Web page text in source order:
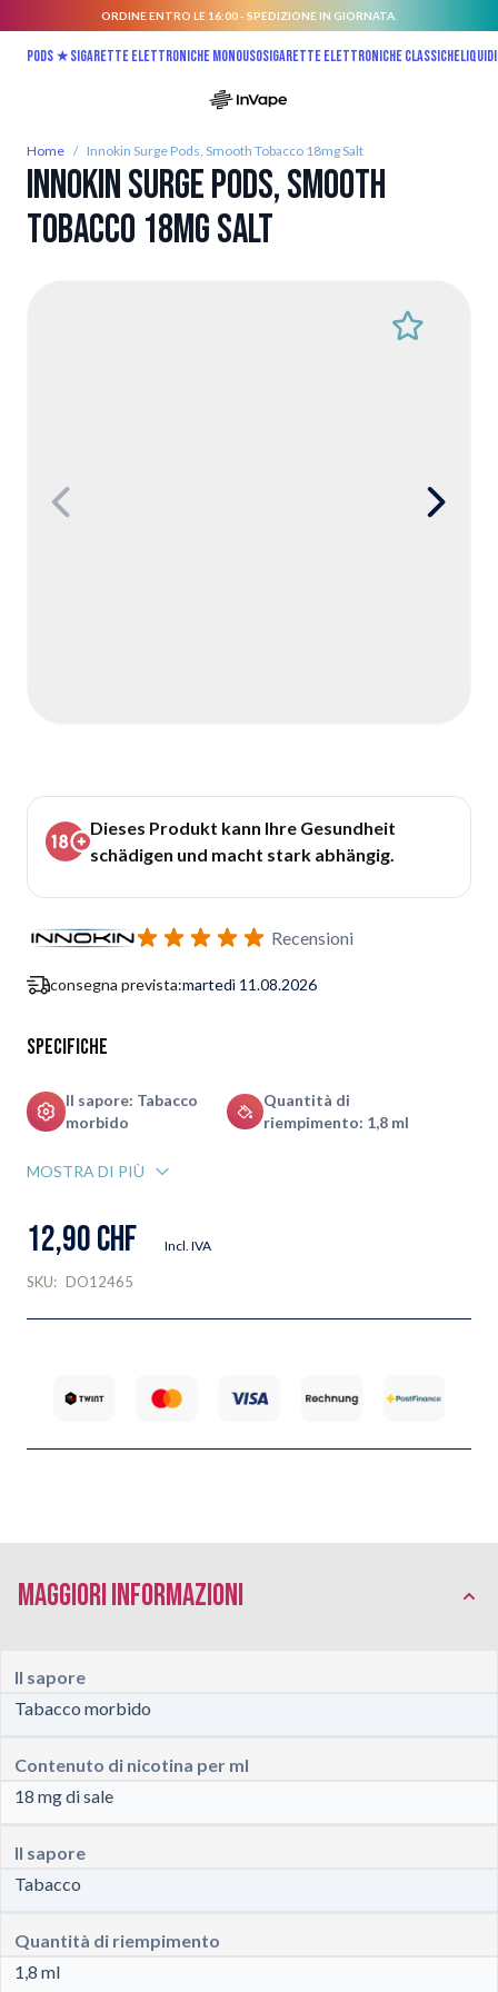
ORDINE ENTRO LE 16:00 - SPEDIZIONE IN GIORNATA.
Pods ★Sigarette elettroniche monousoSigarette elettroniche classiche
Home / Innokin Surge Pods, Smooth Tobacco 18mg Salt
Innokin Surge Pods, Smooth
Tobacco 18mg Salt
Dieses Produkt kann Ihre Gesundheit
schädigen und macht stark abhängig.
Recensioni
consegna prevista:martedì 11.08.2026
Specifiche
Il sapore: Tabacco
morbido
Quantità di
riempimento: 1,8 ml
MOSTRA DI PIÙ
12,90 CHF Incl. IVA
SKU: DO12465
Maggiori Informazioni
Il sapore
Tabacco morbido
Contenuto di nicotina per ml
18 mg di sale
Il sapore
Tabacco
Quantità di riempimento
1,8 ml